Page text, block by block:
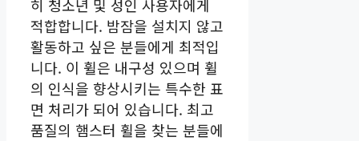
히 청소년 및 성인 사용자에게
적합합니다. 밤잠을 설치지 않고
활동하고 싶은 분들에게 최적입
니다. 이 휠은 내구성 있으며 휠
의 인식을 향상시키는 특수한 표
면 처리가 되어 있습니다. 최고
품질의 햄스터 휠을 찾는 분들에